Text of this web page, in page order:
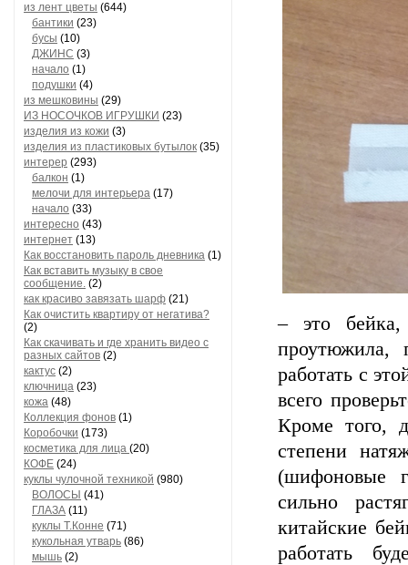
из лент цветы (644)
бантики (23)
бусы (10)
ДЖИНС (3)
начало (1)
подушки (4)
из мешковины (29)
ИЗ НОСОЧКОВ ИГРУШКИ (23)
изделия из кожи (3)
изделия из пластиковых бутылок (35)
интерер (293)
балкон (1)
мелочи для интерьера (17)
начало (33)
интересно (43)
интернет (13)
Как восстановить пароль дневника (1)
Как вставить музыку в свое
сообщение. (2)
как красиво завязать шарф (21)
Как очистить квартиру от негатива?
(2)
Как скачивать и где хранить видео с
разных сайтов (2)
кактус (2)
ключница (23)
кожа (48)
Коллекция фонов (1)
Коробочки (173)
косметика для лица (20)
КОФЕ (24)
куклы чулочной техникой (980)
ВОЛОСЫ (41)
ГЛАЗА (11)
куклы Т.Конне (71)
кукольная утварь (86)
мышь (2)
– это
проутюжила,
работать с
всего
Кроме того,
степени
(шифоновые
сильно
китайские
работать